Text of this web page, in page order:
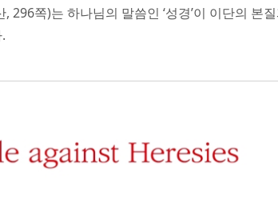
쪽)는 하나님의 말씀인 ‘성경’이 이단의 본